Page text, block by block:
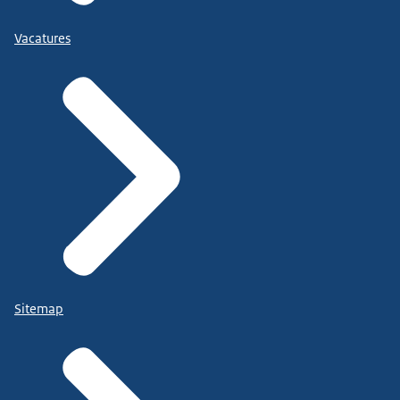
Vacatures
Sitemap